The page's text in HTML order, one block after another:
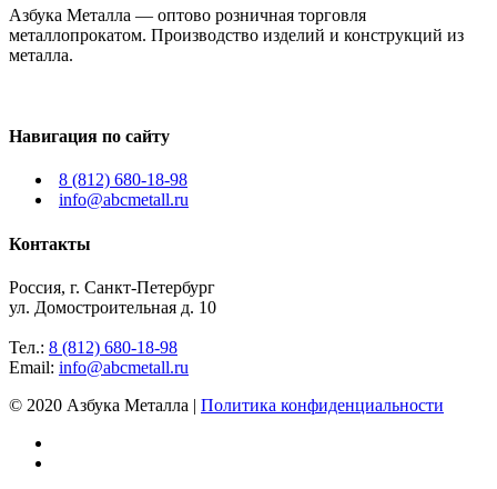
Азбука Металла — оптово розничная торговля
металлопрокатом. Производство изделий и конструкций из
металла.
Навигация по сайту
8 (812) 680-18-98
info@abcmetall.ru
Контакты
Россия, г. Санкт-Петербург
ул. Домостроительная д. 10
Тел.: 8 (812) 680-18-98
Email: info@abcmetall.ru
© 2020 Азбука Металла | Политика конфиденциальности